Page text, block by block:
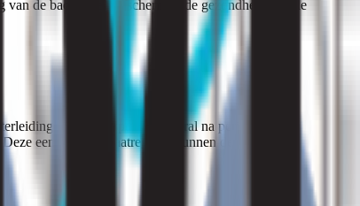
de bacterie en beschermt u de gezondheid van de
door te spoelen, vooral na periodes van
eenvoudige maatregelen kunnen de kans op